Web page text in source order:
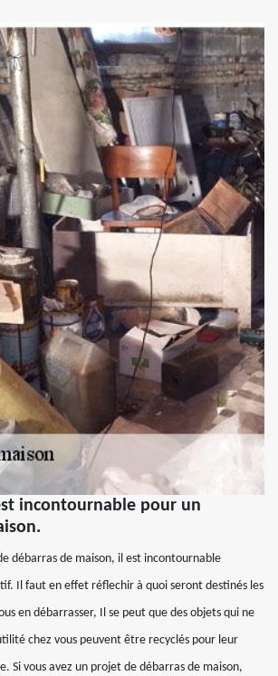
incontournable pour un
débarras de maison, il est incontournable
Il faut en effet réflechir à quoi seront destinés les
en débarrasser, Il se peut que des objets qui ne
chez vous peuvent être recyclés pour leur
Si vous avez un projet de débarras de maison,